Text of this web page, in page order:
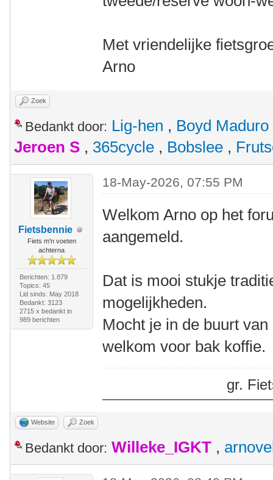
Met vriendelijke
Arno
Zoek
Bedankt door: Lig-hen , Boyd Maduro
Jeroen S , 365cycle , Bobslee ,
Fietsbennie
Fiets m'n voeten
achterna
Berichten: 1.879
Topics: 45
Lid sinds: May 2018
Bedankt: 3123
2715 x bedankt in
989 berichten
18-May-2026, 07:55 PM
Welkom Arno op het
aangemeld.
Dat is mooi stukje
mogelijkheden.
Mocht je in de buurt
welkom voor bak koffie.
gr.
Website Zoek
Bedankt door: Willeke_IGKT ,